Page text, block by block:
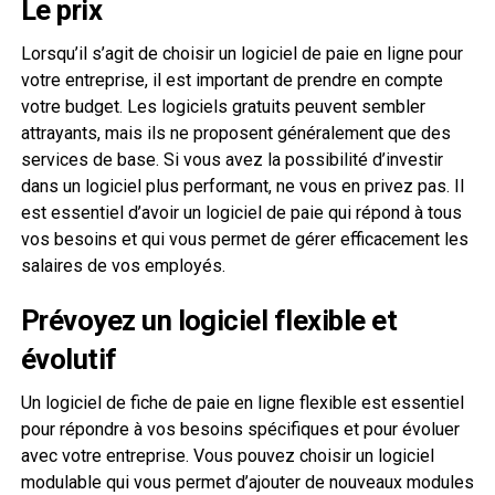
Le prix
Lorsqu’il s’agit de choisir un logiciel de paie en ligne pour
votre entreprise, il est important de prendre en compte
votre budget. Les logiciels gratuits peuvent sembler
attrayants, mais ils ne proposent généralement que des
services de base. Si vous avez la possibilité d’investir
dans un logiciel plus performant, ne vous en privez pas. Il
est essentiel d’avoir un logiciel de paie qui répond à tous
vos besoins et qui vous permet de gérer efficacement les
salaires de vos employés.
Prévoyez un logiciel flexible et
évolutif
Un logiciel de fiche de paie en ligne flexible est essentiel
pour répondre à vos besoins spécifiques et pour évoluer
avec votre entreprise. Vous pouvez choisir un logiciel
modulable qui vous permet d’ajouter de nouveaux modules